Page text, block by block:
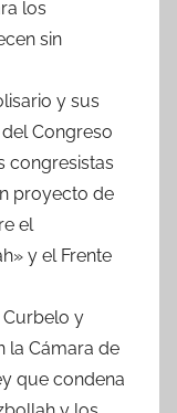
los
sin
y sus
Congreso
congresistas
proyecto de
el
y el Frente
Curbelo y
la Cámara de
que condena